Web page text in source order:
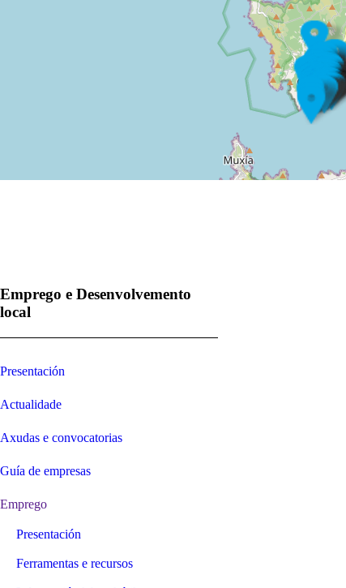
Emprego e Desenvolvemento
local
Presentación
Actualidade
Axudas e convocatorias
Guía de empresas
Emprego
Presentación
Ferramentas e recursos